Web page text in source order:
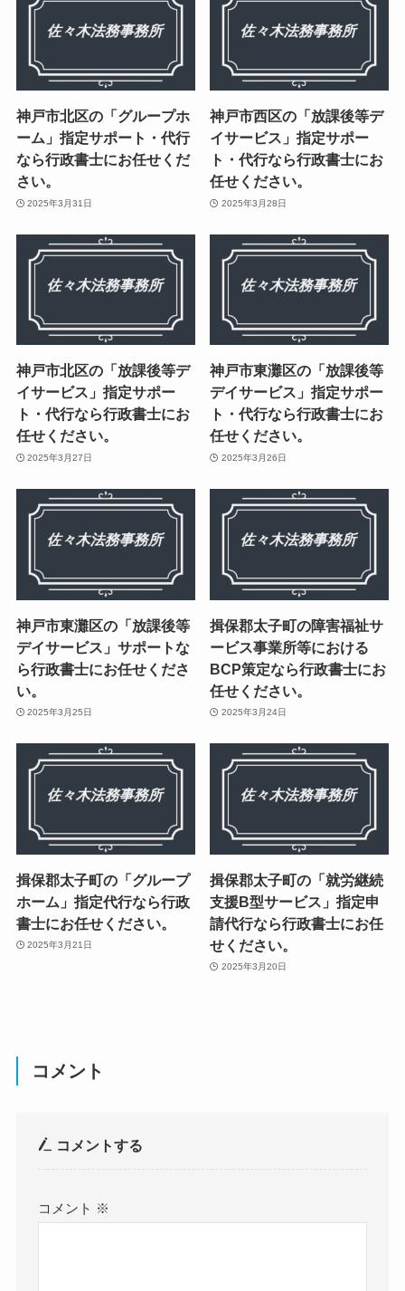
神戸市北区の「グループホ
ーム」指定サポート・代行
なら行政書士にお任せくだ
さい。
2025年3月31日
神戸市西区の「放課後等デ
イサービス」指定サポー
ト・代行なら行政書士にお
任せください。
2025年3月28日
神戸市北区の「放課後等デ
イサービス」指定サポー
ト・代行なら行政書士にお
任せください。
2025年3月27日
神戸市東灘区の「放課後等
デイサービス」指定サポー
ト・代行なら行政書士にお
任せください。
2025年3月26日
神戸市東灘区の「放課後等
デイサービス」サポートな
ら行政書士にお任せくださ
い。
2025年3月25日
揖保郡太子町の障害福祉サ
ービス事業所等における
BCP策定なら行政書士にお
任せください。
2025年3月24日
揖保郡太子町の「グループ
ホーム」指定代行なら行政
書士にお任せください。
2025年3月21日
揖保郡太子町の「就労継続
支援B型サービス」指定申
請代行なら行政書士にお任
せください。
2025年3月20日
コメント
コメントする
コメント ※